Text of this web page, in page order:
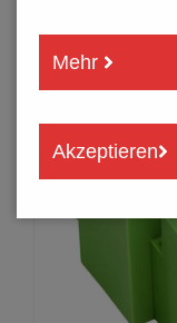
Mehr
Akzeptieren